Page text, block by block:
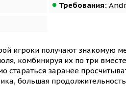
Требования:
игроки получают знакомую
комбинируя их по три
стараться заранее
большая